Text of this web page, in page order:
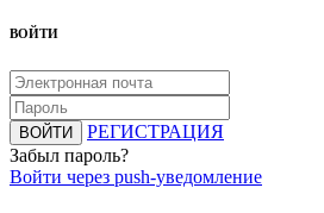
ВОЙТИ
ВОЙТИ
РЕГИСТРАЦИЯ
Забыл пароль?
Войти через push-уведомление